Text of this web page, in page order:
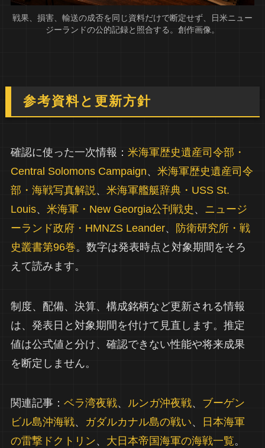
戦果、損害、輸送の成否を同じ資料だけで断定せず、日米ニュー
ジーランドの公的記録と照合する。創作画像。
参考資料と更新方針
確認に使った一次情報： 米海軍歴史遺産司令部・
Central Solomons Campaign、 米海軍歴史遺産司令
部・海戦写真解説 、 米海軍艦艇辞典・USS St.
Louis、 米海軍・New Georgia公刊戦史 、 ニュージ
ーランド政府・HMNZS Leander、
防衛研究所・戦
史叢書第96巻。数字は発表時点と対象期間をそろ
えて読みます。
制度、配備、決算、構成銘柄など更新される情報
は、発表日と対象期間を付けて見直します。推定
値は公式値と分け、確認できない性能や将来成果
を断定しません。
関連記事： ベラ湾夜戦、 ルンガ沖夜戦、 ブーゲン
ビル島沖海戦、 ガダルカナル島の戦い、
日本海軍
の雷撃ドクトリン、 大日本帝国海軍の海戦一覧。